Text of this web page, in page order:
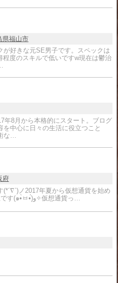
県福山市
が好きな元SE男子です。スペックは
程度のスキルで低いですw現在は鬱治
年8月から本格的にスタート。ブログ
を中心に日々の生活に役立つこと
な…
府
(*´∇`)ノ2017年夏から仮想通貨を始め
た仮想通貨2年生です(๑•̀ㅂ•́)و✧仮想通貨っ…